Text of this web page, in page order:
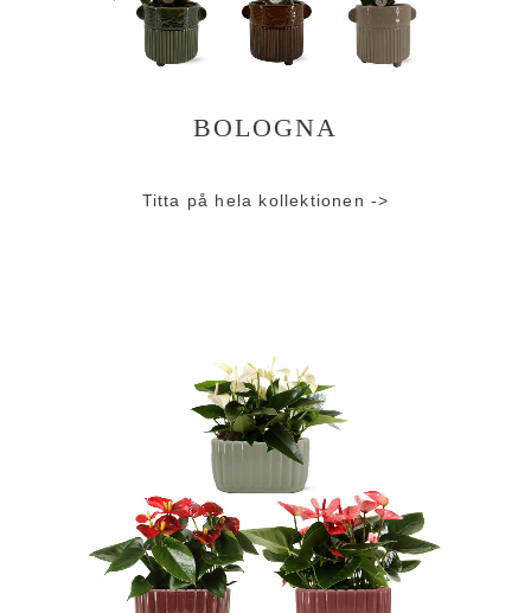
BOLOGNA
Titta på hela kollektionen ->